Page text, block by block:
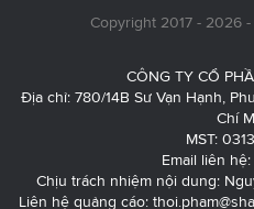
Copyright 2017 - 2026 -
CÔNG TY CỔ
Địa chỉ: 780/14B Sư Vạn Hạnh,
Chí
MST:
Email liên hệ:
Chịu trách nhiệm nội dung:
Liên hệ quảng cáo: